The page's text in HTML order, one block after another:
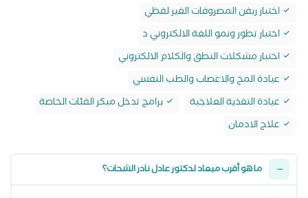
اختبار ريفن المصروفات الغير لفظي
اختبار تطور ونمو اللغة الالكتروني د
اختبار مشكلات النطق والكلام الالكتروني
عيادة المخ والاعصاب والطب النفسي
عيادة التغذية العلاجية
برامج تدخل مبكر الفئات الخاصة
علاج الادمان
ما هو أقرب ميعاد لدكتور عادل نادر الشحات؟